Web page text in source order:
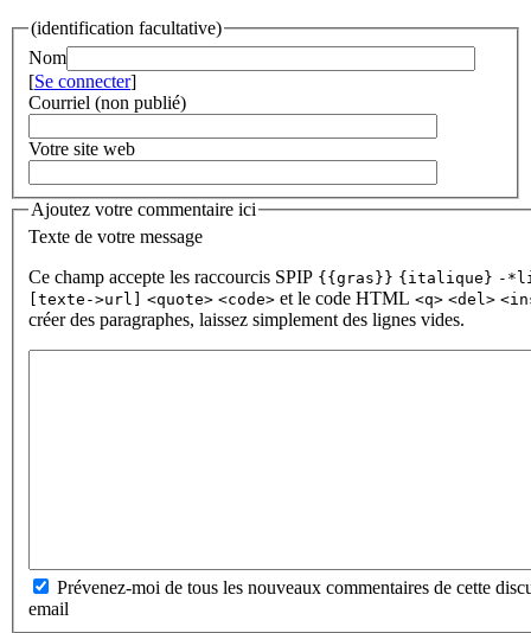
(identification facultative)
Nom
[Se connecter]
Courriel (non publié)
Votre site web
Ajoutez votre commentaire ici
Texte de votre message
Ce champ accepte les raccourcis SPIP {{gras}} {italique} -
[texte->url]
<quote> <code> et le code HTML <q> <del>
créer des paragraphes, laissez simplement des lignes vides.
Prévenez-moi de tous les nouveaux commentaires de cette
email